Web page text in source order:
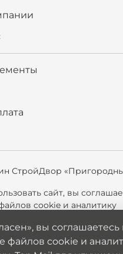
СтройДвор
сайт, вы
cookie и аналитику
cookie в настройках
персональных данных
вы соглашаетесь
файлов cookie и